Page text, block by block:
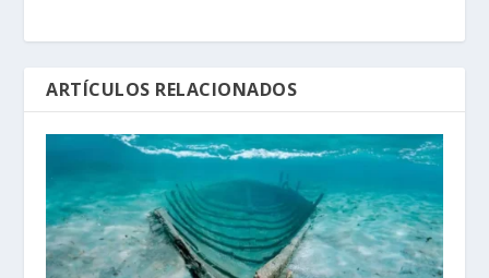
ARTÍCULOS RELACIONADOS